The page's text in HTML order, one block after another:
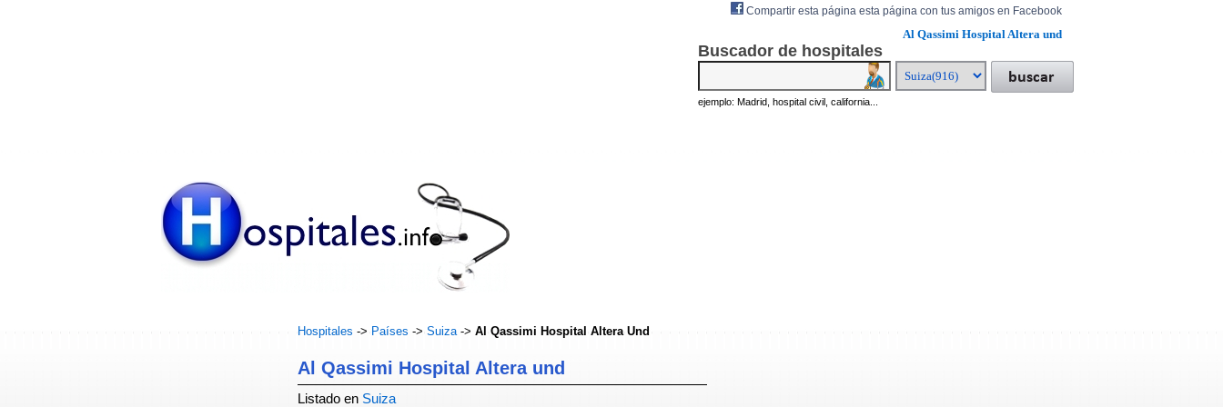
Al Qassimi Hospital Altera und
Buscador de hospitales
ejemplo: Madrid, hospital civil, california...
Hospitales -> Países -> Suiza-> Al Qassimi Hospital Altera Und
Al Qassimi Hospital Altera und
Listado en Suiza
Compartir esta página esta página con tus amigos en Facebook